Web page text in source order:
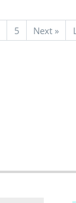
5 Next »Next